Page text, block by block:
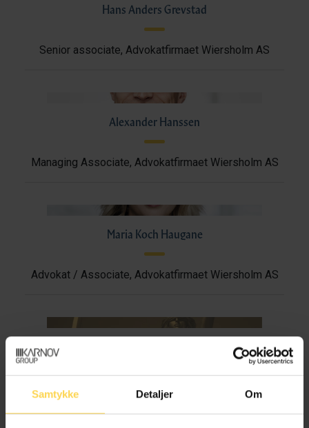
Samtykke Detaljer Om
Hans Anders Grevstad
Senior associate, Advokatfirmaet Wiersholm AS
Alexander Hanssen
Managing Associate, Advokatfirmaet Wiersholm AS
Maria Koch Haugane
Advokat / Associate, Advokatfirmaet Wiersholm AS
Partner, Advokatfirmaet Wiersholm AS